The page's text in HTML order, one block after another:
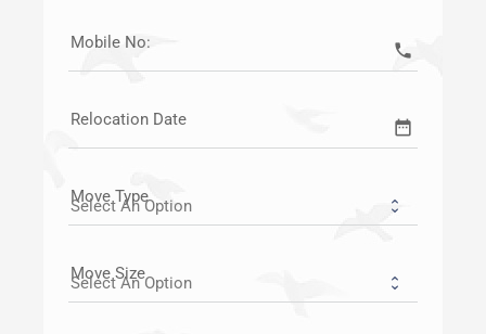
Mobile No: call
Relocation Date date_range
Move Type
Move Size